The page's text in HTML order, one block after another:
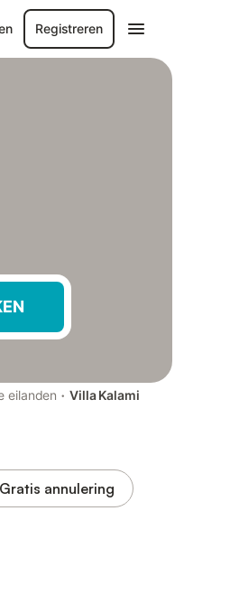
Registreren
eilanden · Villa Kalami
Gratis annulering